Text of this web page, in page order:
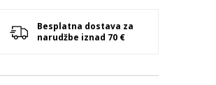
Besplatna dostava za
narudžbe iznad 70 €